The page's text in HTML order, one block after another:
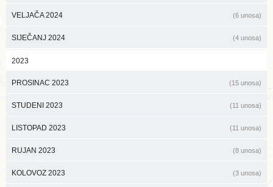
VELJAČA 2024 (6 unosa)
SIJEČANJ 2024 (4 unosa)
2023
PROSINAC 2023 (15 unosa)
STUDENI 2023 (11 unosa)
LISTOPAD 2023 (11 unosa)
RUJAN 2023 (8 unosa)
KOLOVOZ 2023 (3 unosa)